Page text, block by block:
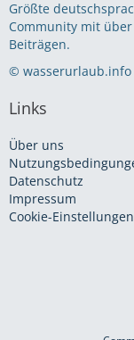
Größte
Community mit
Beiträgen.
© wasserurlaub.info
Links
Über uns
Datenschutz
Impressum
Cookie-Einstellungen